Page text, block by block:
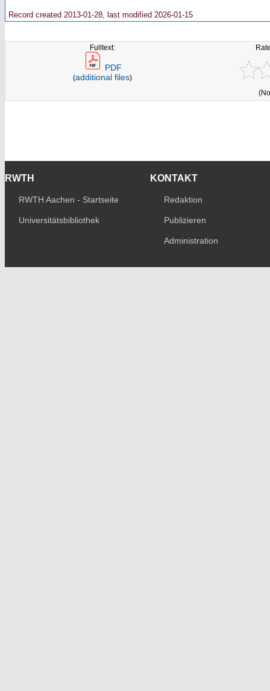
Record created 2013-01-28, last modified 2026-01-15
Fulltext:
PDF
(additional files)
RWTH
RWTH Aachen - Startseite
Universitätsbibliothek
KONTAKT
Redaktion
Publizieren
Administration